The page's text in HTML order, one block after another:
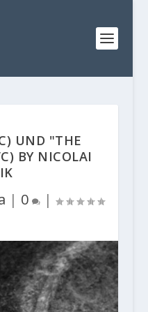
UND "THE
BY NICOLAI
| 0 |